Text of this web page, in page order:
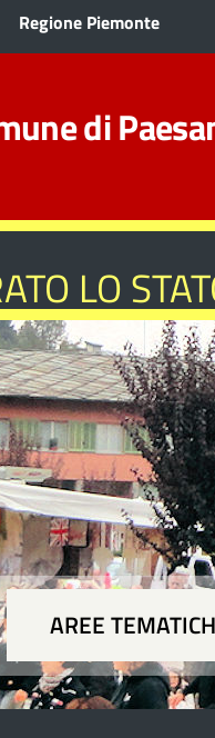
Regione Piemonte
di
AREE
LO